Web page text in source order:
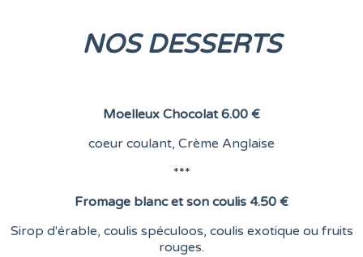
NOS DESSERTS
Moelleux Chocolat 6.00 €
coeur coulant, Crème Anglaise
***
Fromage blanc et son coulis 4.50 €
Sirop d'érable, coulis spéculoos, coulis exotique ou fruits
rouges.